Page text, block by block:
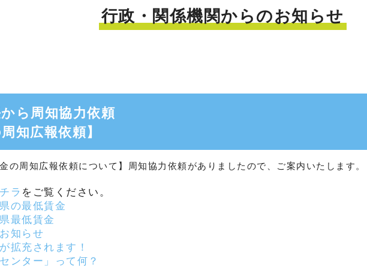
行政・関係機関からのお知らせ
ら周知協力依頼
知広報依頼】
の周知広報依頼について】周知協力依頼がありましたので、ご案内いたします。
ラ をご覧ください。
の最低賃金
最低賃金
知らせ
拡充されます！
ンター」って何？